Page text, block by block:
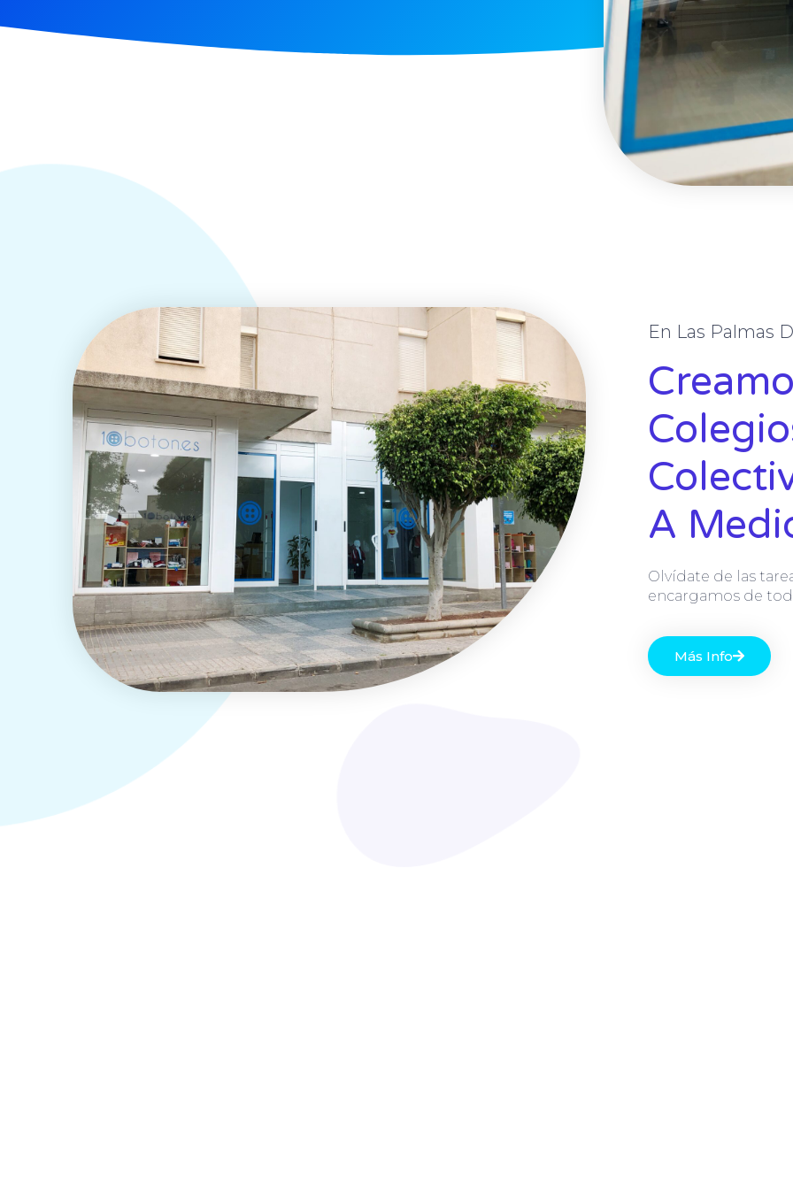
En Las Palmas
A
Olvídate de las
encargamos de
Más Info